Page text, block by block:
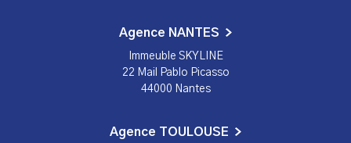
Agence NANTES
Immeuble SKYLINE
22 Mail Pablo Picasso
44000 Nantes
Agence TOULOUSE